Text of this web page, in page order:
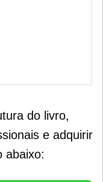
do livro,
e adquirir
abaixo: